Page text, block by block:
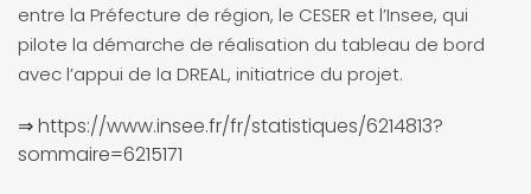
entre la Préfecture de région, le CESER et l’Insee, qui
pilote la démarche de réalisation du tableau de bord
avec l’appui de la DREAL, initiatrice du projet.
⇒https://www.insee.fr/fr/statistiques/6214813?
sommaire=6215171